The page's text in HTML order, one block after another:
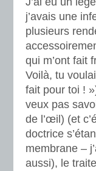
j’avais une
plusieurs
qui m’ont fait
Voilà, tu
fait pour toi !
veux pas
de l’œil) (et
doctrice
membrane –
aussi), le